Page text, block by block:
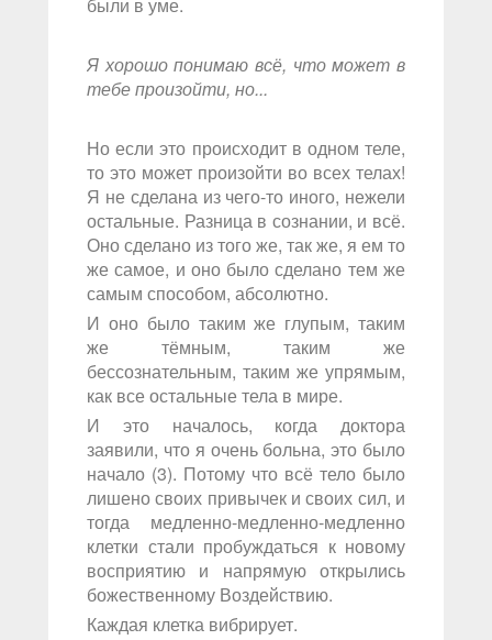
Я хорошо понимаю всё, что может в
тебе произойти, но...
Но если это происходит в одном теле,
то это может произойти во всех телах!
Я не сделана из чего-то иного, нежели
остальные. Разница в сознании, и всё.
Оно сделано из того же, так же, я ем то
же самое, и оно было сделано тем же
самым способом, абсолютно.
И оно было таким же глупым, таким
же тёмным, таким же
бессознательным, таким же упрямым,
как все остальные тела в мире.
И это началось, когда доктора
заявили, что я очень больна, это было
начало (3). Потому что всё тело было
лишено своих привычек и своих сил, и
тогда медленно-медленно-медленно
клетки стали пробуждаться к новому
восприятию и напрямую открылись
божественному Воздействию.
Каждая клетка вибрирует.